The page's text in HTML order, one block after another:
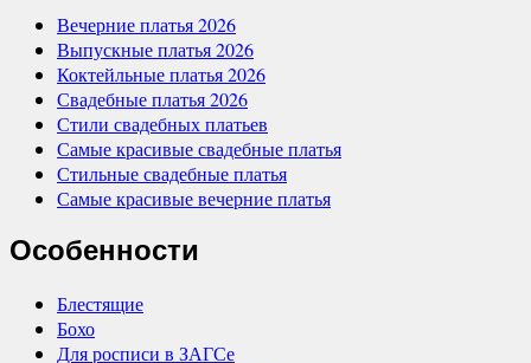
Вечерние платья 2026
Выпускные платья 2026
Коктейльные платья 2026
Свадебные платья 2026
Стили свадебных платьев
Самые красивые свадебные платья
Стильные свадебные платья
Самые красивые вечерние платья
Особенности
Блестящие
Бохо
Для росписи в ЗАГСе